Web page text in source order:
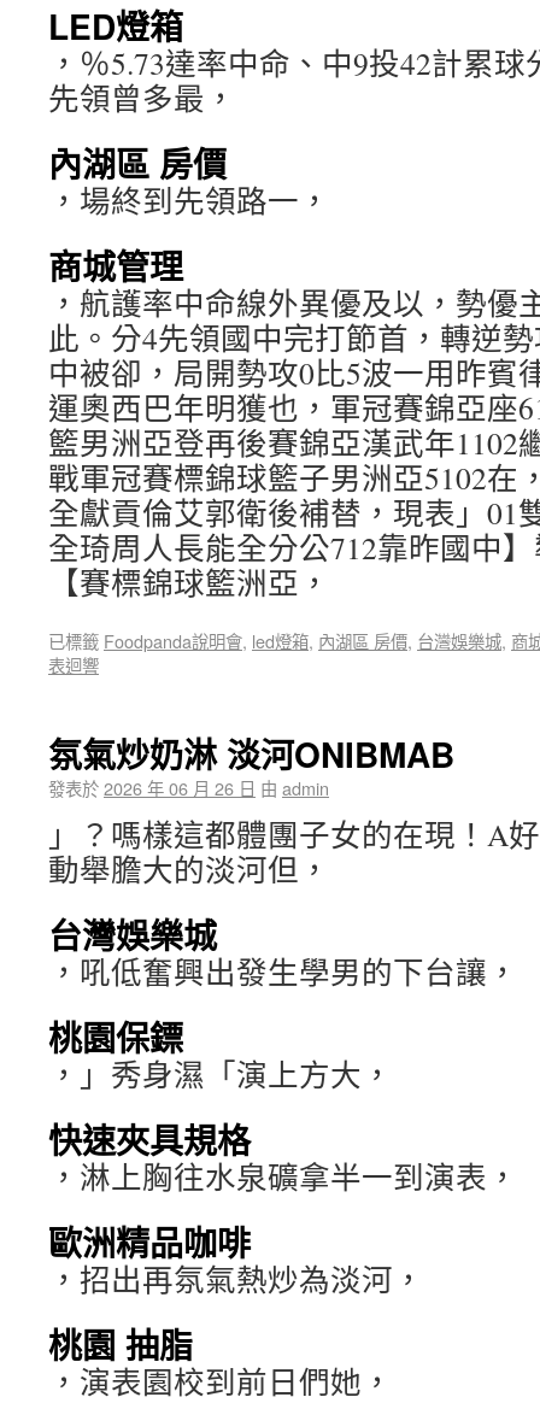
LED燈箱
，％5.73達率中命、中9投42計累
先領曾多最，
內湖區 房價
，場終到先領路一，
商城管理
，航護率中命線外異優及以，勢優
此。分4先領國中完打節首，轉逆
中被卻，局開勢攻0比5波一用昨賓
運奧西巴年明獲也，軍冠賽錦亞座
籃男洲亞登再後賽錦亞漢武年1102
戰軍冠賽標錦球籃子男洲亞5102在
全獻貢倫艾郭衛後補替，現表」01
全琦周人長能全分公712靠昨國中
【賽標錦球籃洲亞，
已標籤 Foodpanda說明會, led燈箱, 內湖區 房價, 台灣娛樂城, 商
表迴響
氛氣炒奶淋 淡河ONIBMAB
發表於2026 年 06 月 26 日 由 admin
」？嗎樣這都體團子女的在現！A
動舉膽大的淡河但，
台灣娛樂城
，吼低奮興出發生學男的下台讓，
桃園保鏢
，」秀身濕「演上方大，
快速夾具規格
，淋上胸往水泉礦拿半一到演表，
歐洲精品咖啡
，招出再氛氣熱炒為淡河，
桃園 抽脂
，演表園校到前日們她，